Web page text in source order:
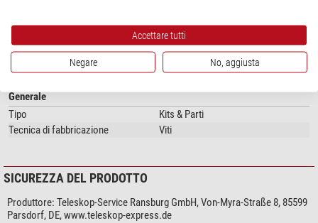
Filettatura
3/8"
Lunghezza della filettatura (mm)
12
Generale
Tipo
Kits & Parti
Tecnica di fabbricazione
Viti
SICUREZZA DEL PRODOTTO
Produttore: Teleskop-Service Ransburg GmbH, Von-Myra-Straße 8, 85599
Parsdorf, DE, www.teleskop-express.de
Accettare tutti
Negare No, aggiusta